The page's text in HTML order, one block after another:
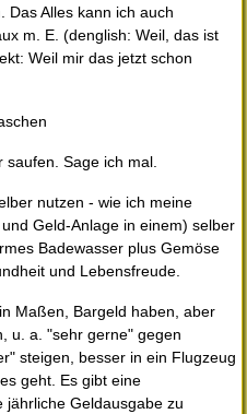
Das Alles kann ich auch
m. E. (denglish: Weil, das ist
Weil mir das jetzt schon
saufen. Sage ich mal.
nutzen - wie ich meine
Geld-Anlage in einem) selber
Badewasser plus Gemöse
und Lebensfreude.
Maßen, Bargeld haben, aber
u. a. "sehr gerne" gegen
steigen, besser in ein Flugzeug
geht. Es gibt eine
jährliche Geldausgabe zu